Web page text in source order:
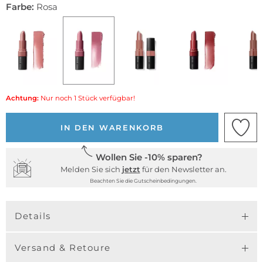
Farbe: Rosa
Achtung: Nur noch 1 Stück verfügbar!
IN DEN WARENKORB
Wollen Sie -10% sparen?
Melden Sie sich jetzt für den Newsletter an.
Beachten Sie die Gutscheinbedingungen.
Details
Versand & Retoure